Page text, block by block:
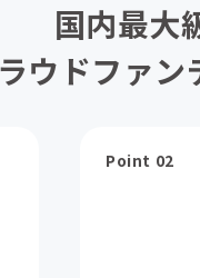
国内最大
ウドファン
Point 02